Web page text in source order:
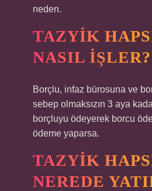
neden.
TAZYIK
NASIL IŞLER?
Borçlu, infaz bürosuna ve
sebep olmaksızın 3 aya
borçluyu ödeyerek borcu
ödeme yaparsa.
TAZYIK
NEREDE